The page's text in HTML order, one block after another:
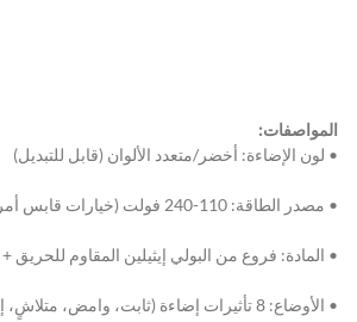
المواصفات:
• لون الإضاءة: أخضر/متعدد الألوان (قابل للتبديل)
• مصدر الطاقة: 110-240 فولت (خيارات قابس أمريكي/أوروبي)
• المادة: فروع من البولي إيثيلين المقاوم للحريق
• الأوضاع: 8 تأثيرات إضاءة (ثابت، وامض، متلاشٍ، إلخ)